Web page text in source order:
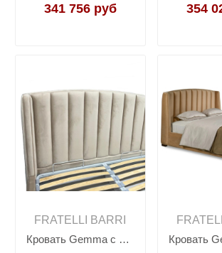
341 756 руб 354
FRATELLI BARRI
Кровать Gemma с подъемным механизмом SELECTION, FRATELLI BARRI